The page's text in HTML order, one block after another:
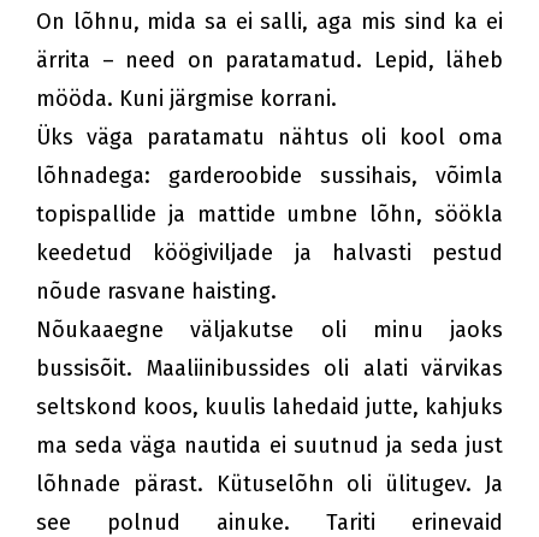
On lõhnu, mida sa ei salli, aga mis sind ka ei
ärrita – need on paratamatud. Lepid, läheb
mööda. Kuni järgmise korrani.
Üks väga paratamatu nähtus oli kool oma
lõhnadega: garderoobide sussihais, võimla
topispallide ja mattide umbne lõhn, söökla
keedetud köögiviljade ja halvasti pestud
nõude rasvane haisting.
Nõukaaegne väljakutse oli minu jaoks
bussisõit. Maaliinibussides oli alati värvikas
seltskond koos, kuulis lahedaid jutte, kahjuks
ma seda väga nautida ei suutnud ja seda just
lõhnade pärast. Kütuselõhn oli ülitugev. Ja
see polnud ainuke. Tariti erinevaid